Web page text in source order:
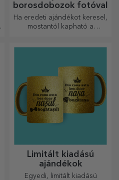
borosdobozok fotóval
Ha eredeti ajándékot keresel,
mostantól kapható a
Limitált kiadású
ajándékok
Egyedi, limitált kiadású